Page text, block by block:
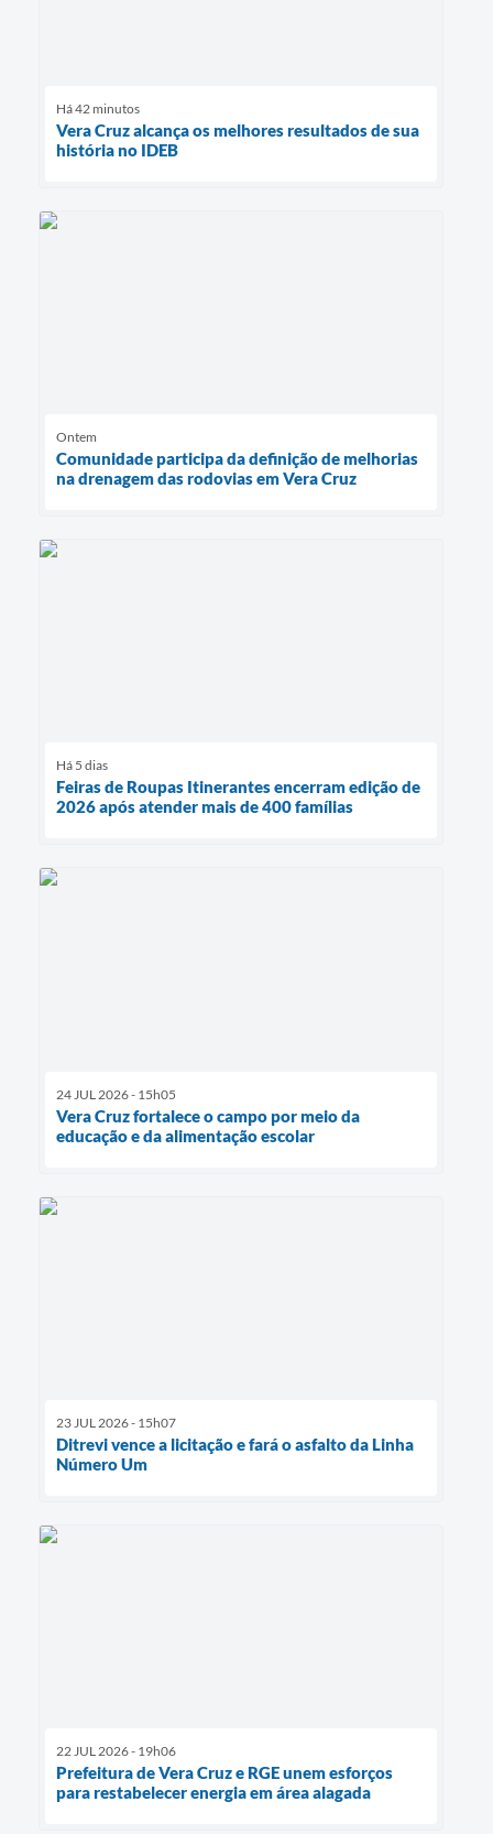
Há 42 minutos
Vera Cruz alcança os melhores resultados de sua
história no IDEB
Ontem
Comunidade participa da definição de melhorias
na drenagem das rodovias em Vera Cruz
Há 5 dias
Feiras de Roupas Itinerantes encerram edição de
2026 após atender mais de 400 famílias
24 JUL 2026 - 15h05
Vera Cruz fortalece o campo por meio da
educação e da alimentação escolar
23 JUL 2026 - 15h07
Ditrevi vence a licitação e fará o asfalto da Linha
Número Um
22 JUL 2026 - 19h06
Prefeitura de Vera Cruz e RGE unem esforços
para restabelecer energia em área alagada